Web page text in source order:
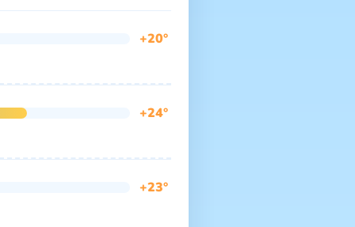
+20°
+24°
+23°